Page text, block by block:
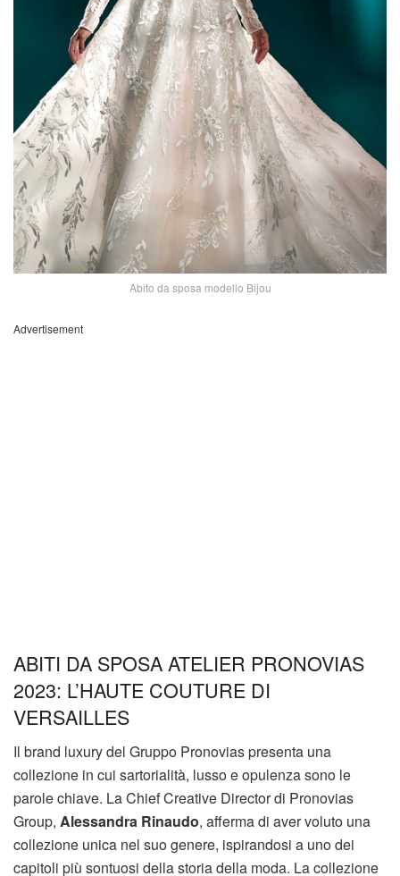
Abito da sposa modello Bijou
Advertisement
ABITI DA SPOSA ATELIER PRONOVIAS
2023: L’HAUTE COUTURE DI
VERSAILLES
Il brand luxury del Gruppo Pronovias presenta una
collezione in cui sartorialità, lusso e opulenza sono le
parole chiave. La Chief Creative Director di Pronovias
Group, Alessandra Rinaudo, afferma di aver voluto una
collezione unica nel suo genere, ispirandosi a uno dei
capitoli più sontuosi della storia della moda. La collezione